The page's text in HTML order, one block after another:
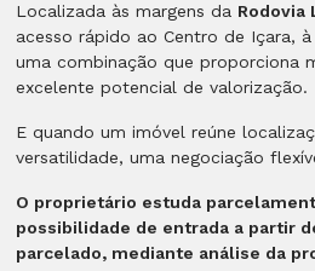
Localizada às margens da Rodovia
acesso rápido ao Centro de Içara, à
uma combinação que proporciona
excelente potencial de valorização.
E quando um imóvel reúne
versatilidade, uma negociação
O proprietário estuda
possibilidade de entrada a partir
parcelado, mediante análise da